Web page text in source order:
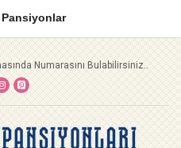
Numarasını Bulabilirsiniz..